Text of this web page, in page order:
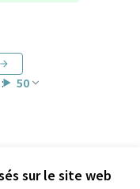
sur le site web
50